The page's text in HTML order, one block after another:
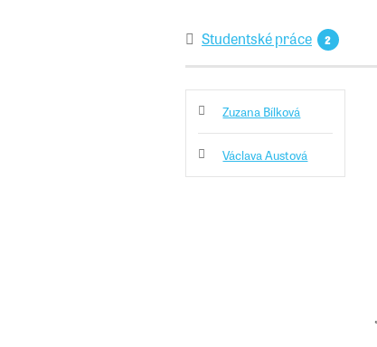
Studentské práce 2
Zuzana Bílková
Václava Austová